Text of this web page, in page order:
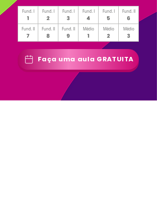
Fund. I Fund. I Fund. I Fund. I Fund. I Fund. II
Fund. II Fund. II Fund. II Médio Médio Médio
Faça uma aula GRATUITA